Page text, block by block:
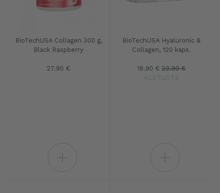
BioTechUSA Collagen 300 g,
Black Raspberry
27.90 €
BioTechUSA Hyaluronic &
Collagen, 120 kaps.
19.90 € 23.90 €
ALETUOTE